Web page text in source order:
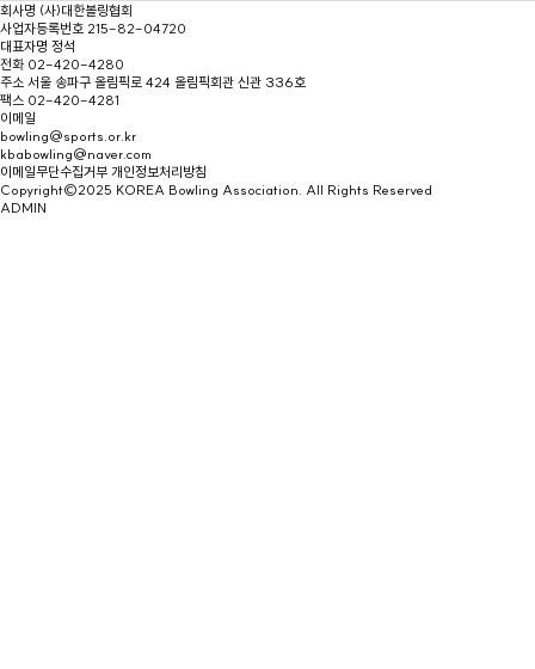
회사명 (사)대한볼링협회
사업자등록번호 215-82-04720
대표자명 정석
전화 02-420-4280
주소 서울 송파구 올림픽로 424 올림픽회관 신관 336호
팩스 02-420-4281
이메일
bowling@sports.or.kr
kbabowling@naver.com
이메일무단수집거부 개인정보처리방침
Copyright©2025 KOREA Bowling Association. All Rights Reserved
ADMIN